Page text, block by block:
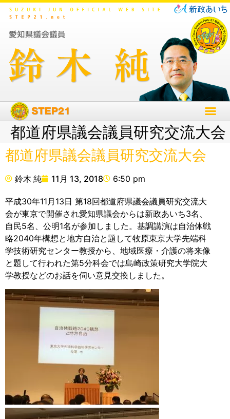
都道府県議会議員研究交流大会
都道府県議会議員研究交流大会
鈴木 純 11月 13, 2018 6:50 pm
平成30年11月13日 第18回都道府県議会議員研究交流大
会が東京で開催され愛知県議会からは新政あいち3名、
自民5名、公明1名が参加しました。基調講演は自治体戦
略2040年構想と地方自治と題して牧原東京大学先端科
学技術研究センター教授から、地域医療・介護の将来像
と題して行われた第5分科会では島崎政策研究大学院大
学教授などのお話を伺い意見交換しました。